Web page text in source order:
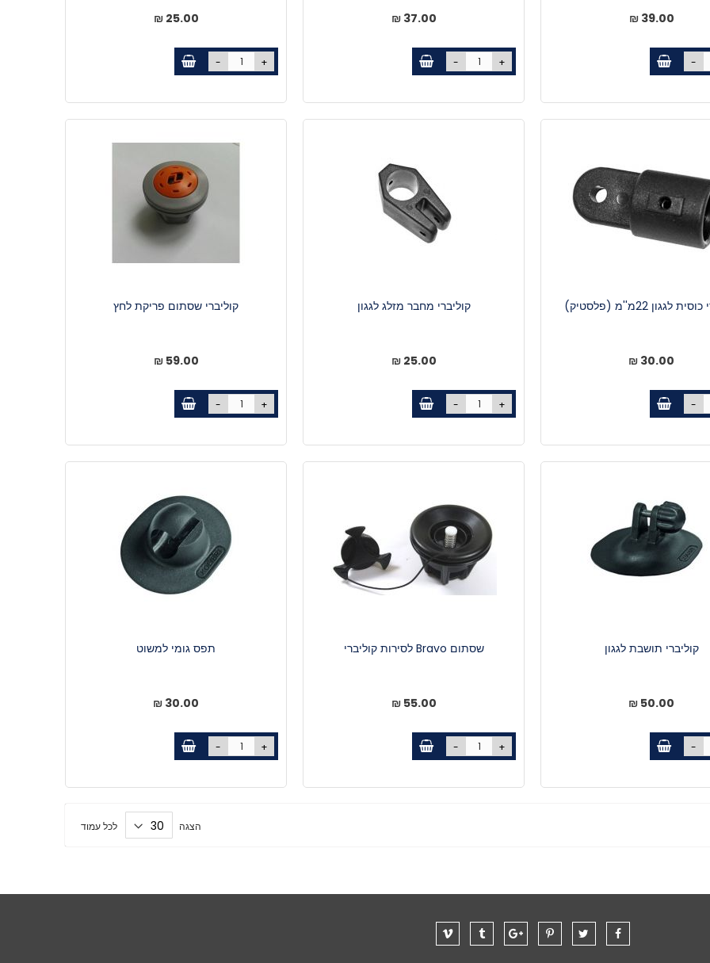
39.00 ₪
-
37.00 ₪
- +
25.00 ₪
- +
לגגון 22מ''מ (פלסטיק)
30.00 ₪
-
קוליברי מחבר מזלג לגגון
25.00 ₪
- +
קוליברי שסתום פריקת לחץ
59.00 ₪
- +
קוליברי תושבת לגגון
50.00 ₪
-
שסתום Bravo לסירות קוליברי
55.00 ₪
- +
תפס גומי למשוט
30.00 ₪
- +
הצגה לכל עמוד